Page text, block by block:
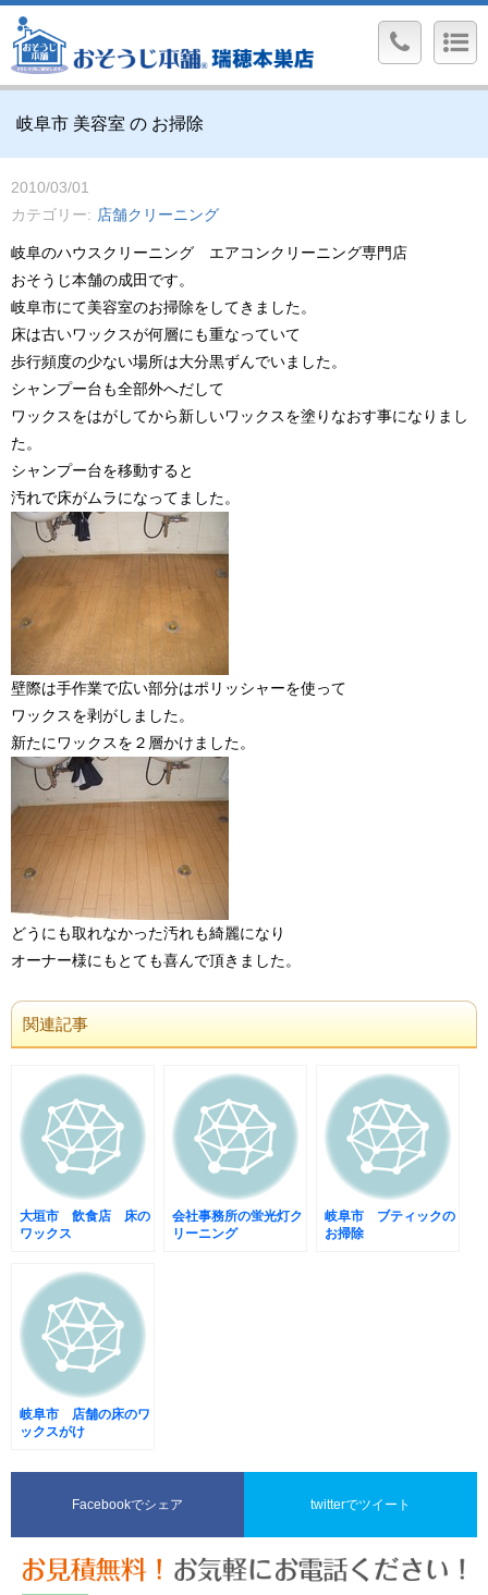
岐阜市 美容室 の お掃除
2010/03/01
カテゴリー
店舗クリーニング
岐阜のハウスクリーニング エアコンクリーニング専門店
おそうじ本舗の成田です。
岐阜市にて美容室のお掃除をしてきました。
床は古いワックスが何層にも重なっていて
歩行頻度の少ない場所は大分黒ずんでいました。
シャンプー台も全部外へだして
ワックスをはがしてから新しいワックスを塗りなおす事になりまし
た。
シャンプー台を移動すると
汚れで床がムラになってました。
壁際は手作業で広い部分はポリッシャーを使って
ワックスを剥がしました。
新たにワックスを２層かけました。
どうにも取れなかった汚れも綺麗になり
オーナー様にもとても喜んで頂きました。
関連記事
大垣市 飲食店 床の
ワックス
会社事務所の蛍光灯ク
リーニング
岐阜市 ブティックの
お掃除
岐阜市 店舗の床のワ
ックスがけ
Facebookでシェア twitterでツイート